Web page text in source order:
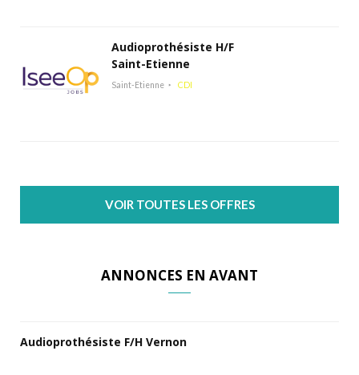
Audioprothésiste H/F
Saint-Etienne
Saint-Etienne CDI
VOIR TOUTES LES OFFRES
ANNONCES EN AVANT
Audioprothésiste F/H Vernon